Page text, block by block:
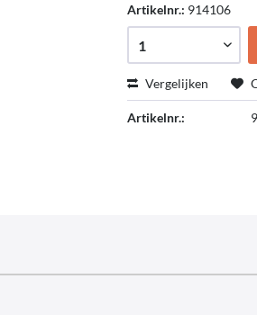
Artikelnr.: 914106
Vergelijken
Artikelnr.: